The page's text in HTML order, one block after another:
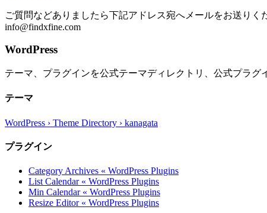
ご質問などありましたら下記アドレス宛へメールをお送りく
info@findxfine.com
WordPress
テーマ、プラグインを公式テーマディレクトリ、公式プラグ
テーマ
WordPress › Theme Directory › kanagata
プラグイン
Category Archives « WordPress Plugins
List Calendar « WordPress Plugins
Min Calendar « WordPress Plugins
Resize Editor « WordPress Plugins